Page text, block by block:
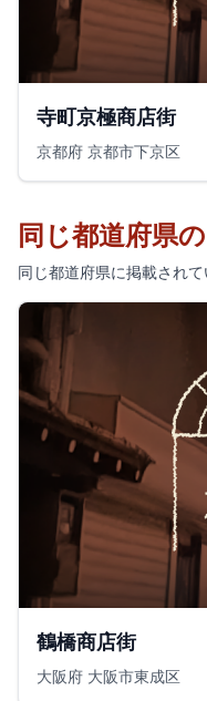
寺町京極商店街
京都府 京都市下京区
同じ都道府県
同じ都道府県に掲載され
鶴橋商店街
大阪府 大阪市東成区